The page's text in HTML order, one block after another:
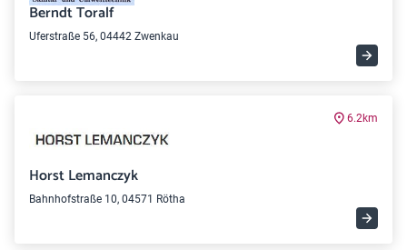
Berndt Toralf
Uferstraße 56, 04442 Zwenkau
6.2km
Horst Lemanczyk
Bahnhofstraße 10, 04571 Rötha